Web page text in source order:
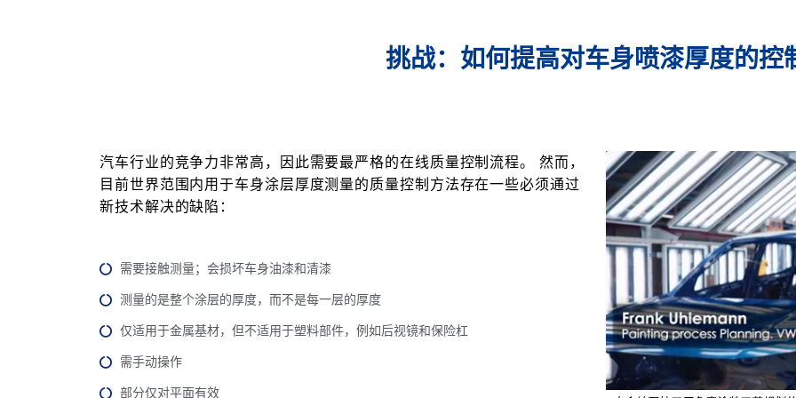
挑战：如何提高对车身喷漆厚度的控
汽车行业的竞争力非常高，因此需要最严格的在线质量控制流程。 然而，
目前世界范围内用于车身涂层厚度测量的质量控制方法存在一些必须通过
新技术解决的缺陷：
需要接触测量；会损坏车身油漆和清漆
测量的是整个涂层的厚度，而不是每一层的厚度
仅适用于金属基材，但不适用于塑料部件，例如后视镜和保险杠
需手动操作
部分仅对平面有效